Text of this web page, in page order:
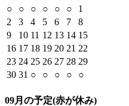
○
○ ○ ○ ○ ○
1
2
3 4 5 6 7
8
9
10 11 12 13 14 15
16 17 18 19 20 21 22
23 24 25 26 27 28 29
30 31 ○ ○ ○ ○ ○
09月の予定(赤が休み)